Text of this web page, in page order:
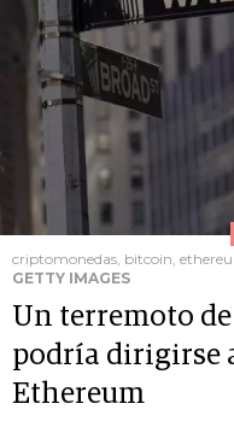
criptomonedas, bitcoin,
GETTY IMAGES
Un terremoto de
podría dirigirse
Ethereum